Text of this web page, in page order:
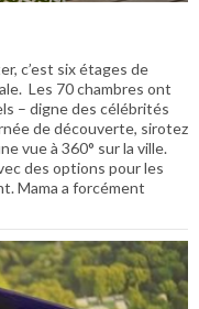
c’est six étages de
Les 70 chambres ont
– digne des célébrités
de découverte, sirotez
vue à 360° sur la ville.
des options pour les
Mama a forcément